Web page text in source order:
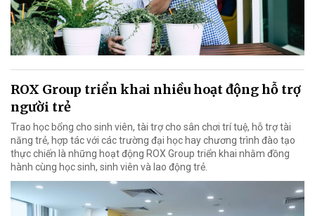
ROX Group triển khai nhiều hoạt động hỗ trợ
người trẻ
Trao học bổng cho sinh viên, tài trợ cho sân chơi trí tuệ, hỗ trợ tài
năng trẻ, hợp tác với các trường đại học hay chương trình đào tạo
thực chiến là những hoạt động ROX Group triển khai nhằm đồng
hành cùng học sinh, sinh viên và lao động trẻ.